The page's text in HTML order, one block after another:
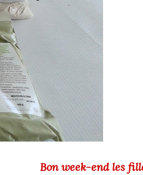
Bon week-end les